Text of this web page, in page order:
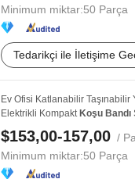
Minimum miktar:50 Parça
Tedarikçi ile İletişime
Ev Ofisi Katlanabilir Taşınabilir
Elektrikli Kompakt Koşu Bandı
$153,00-157,00 /
Minimum miktar:50 Parça